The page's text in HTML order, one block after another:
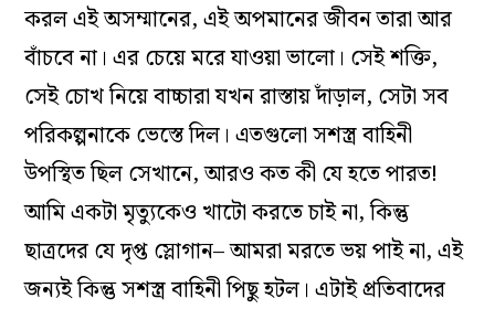
করল এই অসম্মানের, এই অপমানের জীবন তারা আর
বাঁচবে না। এর চেয়ে মরে যাওয়া ভালো। সেই শক্তি,
সেই চোখ নিয়ে বাচ্চারা যখন রাস্তায় দাঁড়াল, সেটা সব
পরিকল্পনাকে ভেস্তে দিল। এতগুলো সশস্ত্র বাহিনী
উপস্থিত ছিল সেখানে, আরও কত কী যে হতে পারত!
আমি একটা মৃত্যুকেও খাটো করতে চাই না, কিন্তু
ছাত্রদের যে দৃপ্ত স্লোগান– আমরা মরতে ভয় পাই না, এই
জন্যই কিন্তু সশস্ত্র বাহিনী পিছু হটল। এটাই প্রতিবাদের